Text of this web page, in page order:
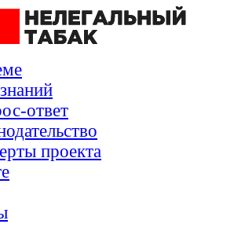
ответ
проекта